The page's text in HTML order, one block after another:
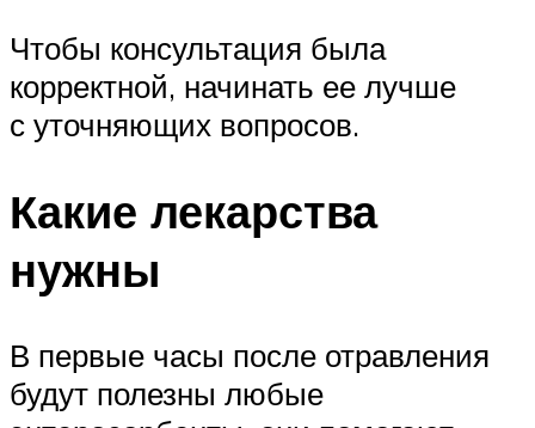
Чтобы консультация была
корректной, начинать ее лучше
с уточняющих вопросов.
Какие лекарства
нужны
В первые часы после отравления
будут полезны любые